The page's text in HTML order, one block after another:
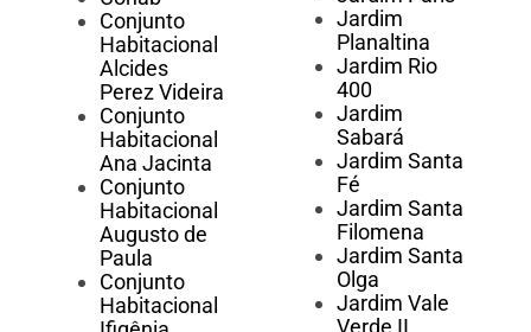
Conjunto
Habitacional
Alcides
Perez Videira
Conjunto
Habitacional
Ana Jacinta
Conjunto
Habitacional
Augusto de
Paula
Conjunto
Habitacional
Jardim
Planaltina
Jardim Rio
400
Jardim
Sabará
Jardim Santa
Fé
Jardim Santa
Filomena
Jardim Santa
Olga
Jardim Vale